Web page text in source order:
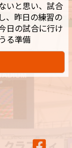
いと思い、試合
、昨日の練習の
日の試合に行け
る準備